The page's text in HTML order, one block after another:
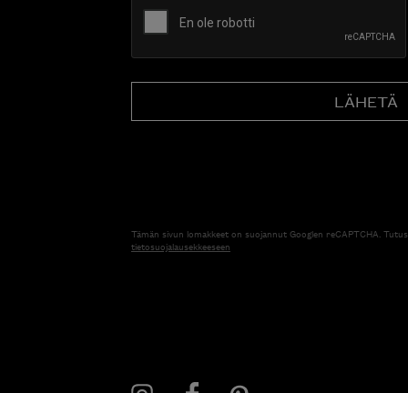
Tämän sivun lomakkeet on suojannut Googlen reCAPTCHA.
tietosuojalausekkeeseen